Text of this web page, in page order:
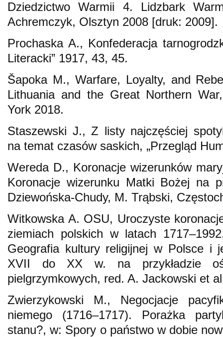
Dziedzictwo Warmii 4. Lidzbark
Achremczyk, Olsztyn 2008 [druk: 2009].
Prochaska A., Konfederacja
Literacki” 1917, 43, 45.
Šapoka M., Warfare, Loyalty, and
Lithuania and the Great Northern
York 2018.
Staszewski J., Z listy najczęściej
na temat czasów saskich, „Przegląd
Wereda D., Koronacje wizerunków
Koronacje wizerunku Matki Bożej na
Dziewońska-Chudy, M. Trąbski,
Witkowska A. OSU, Uroczyste
ziemiach polskich w latach
Geografia kultury religijnej w Polsce i
XVII do XX w. na przykładzie
pielgrzymkowych, red. A. Jackowski et
Zwierzykowski M., Negocjacje
niemego (1716–1717). Porażka
stanu?, w: Spory o państwo w dobie